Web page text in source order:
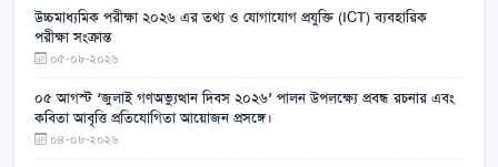
উচ্চমাধ্যমিক পরীক্ষা ২০২৬ এর তথ্য ও যোগাযোগ প্রযুক্তি (ICT) ব্যবহারিক
পরীক্ষা সংক্রান্ত
০৫-০৮-২০২৬
০৫ আগস্ট ‘জুলাই গণঅভ্যুত্থান দিবস ২০২৬’ পালন উপলক্ষ্যে প্রবন্ধ রচনার এবং
কবিতা আবৃত্তি প্রতিযোগিতা আয়োজন প্রসঙ্গে।
০৪-০৮-২০২৬